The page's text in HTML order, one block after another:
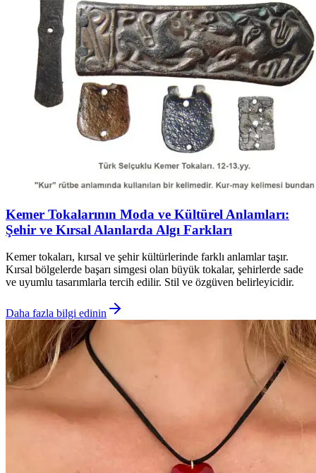
Kemer Tokalarının Moda ve Kültürel Anlamları:
Şehir ve Kırsal Alanlarda Algı Farkları
Kemer tokaları, kırsal ve şehir kültürlerinde farklı anlamlar taşır.
Kırsal bölgelerde başarı simgesi olan büyük tokalar, şehirlerde sade
ve uyumlu tasarımlarla tercih edilir. Stil ve özgüven belirleyicidir.
Daha fazla bilgi edinin